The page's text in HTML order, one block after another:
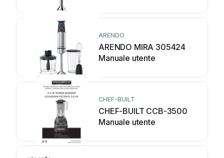
ARENDO
ARENDO MIRA 305424
Manuale utente
CHEF-BUILT
CHEF-BUILT CCB-3500
Manuale utente